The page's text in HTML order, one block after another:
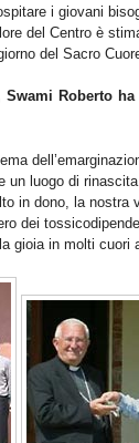
i giovani
del Centro è
del Sacro
Roberto
un luogo di
in dono, la
dei
gioia in molti cuori